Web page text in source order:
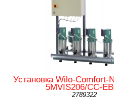
Установка Wilo-Comfort-
5MVIS206/CC-
2789322